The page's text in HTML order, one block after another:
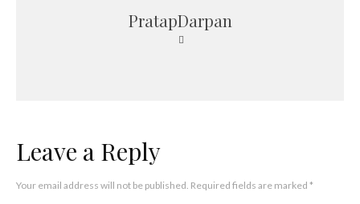
PratapDarpan
Leave a Reply
Your email address will not be published. Required fields are marked *